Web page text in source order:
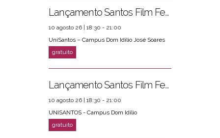
Lançamento Santos Film Fest
10 agosto 26 | 18:30 - 21:00
UniSantos – Campus Dom Idílio José Soares
Lançamento Santos Film Fest
10 agosto 26 | 18:30 - 21:00
UNISANTOS - Campus Dom Idílio